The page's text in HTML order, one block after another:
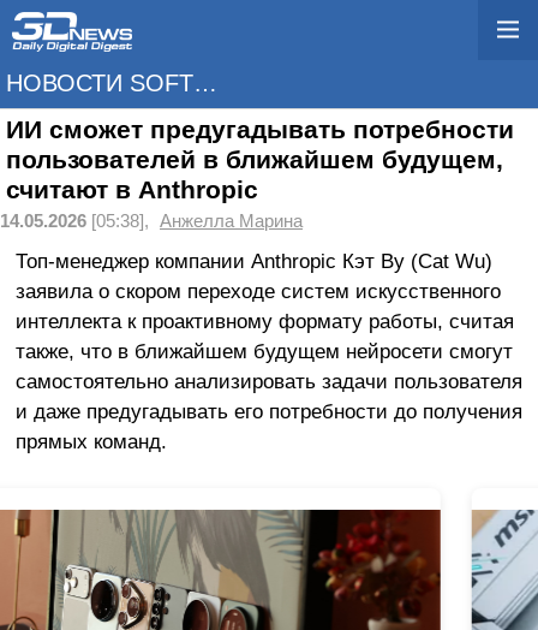
НОВОСТИ SOFTWARE
ИИ сможет предугадывать потребности
пользователей в ближайшем будущем,
считают в Anthropic
14.05.2026 [05:38], Анжелла Марина
Топ-менеджер компании Anthropic Кэт Ву (Cat Wu)
заявила о скором переходе систем искусственного
интеллекта к проактивному формату работы, считая
также, что в ближайшем будущем нейросети смогут
самостоятельно анализировать задачи пользователя
и даже предугадывать его потребности до получения
прямых команд.